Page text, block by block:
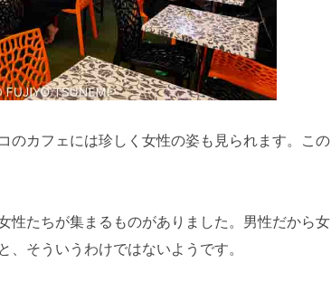
のカフェには珍しく女性の姿も見られます。この
性たちが集まるものがありました。男性だから女
そういうわけではないようです。